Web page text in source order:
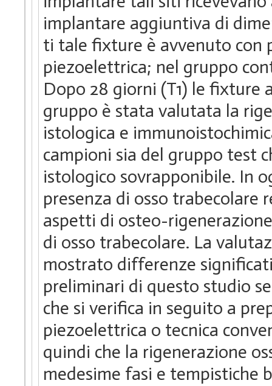
implantare aggiuntiva di
ti tale fixture è avvenuto con
piezoelettrica; nel gruppo
Dopo 28 giorni (T1) le fixture
gruppo è stata valutata la
istologica e
campioni sia del gruppo test
istologico sovrapponibile. In
presenza di osso trabecolare
aspetti di osteo-
di osso trabecolare. La
mostrato differenze
preliminari di questo studio
che si verifica in seguito a
piezoelettrica o tecnica
quindi che la rigenerazione
medesime fasi e tempistiche